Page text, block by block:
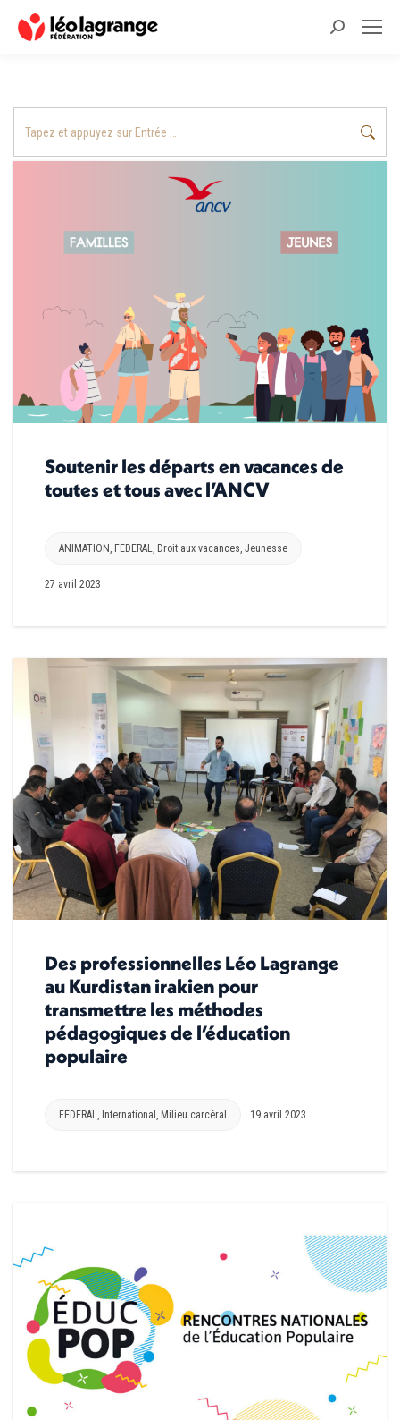
Recherche
Soutenir les départs en vacances de
toutes et tous avec l’ANCV
ANIMATION, FEDERAL, Droit aux vacances, Jeunesse
27 avril 2023
Des professionnelles Léo Lagrange
au Kurdistan irakien pour
transmettre les méthodes
pédagogiques de l’éducation
populaire
FEDERAL International Milieu carcéral 19 avril 2023